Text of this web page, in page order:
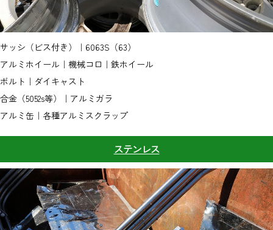
サッシ（ビス付き）｜6063S（63）
アルミホイール｜機械コロ｜鉄ホイール
ボルト｜ダイキャスト
合金（5052s等）｜アルミガラ
アルミ缶｜各種アルミスクラップ
ステンレス